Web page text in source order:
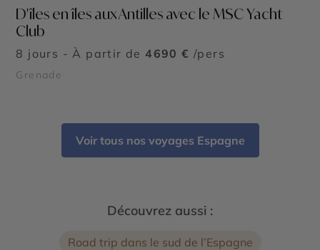
D'îles en îles aux Antilles avec le MSC Yacht
Club
8 jours - À partir de 4690 € /pers
Grenade
Voir tous nos voyages Espagne
Découvrez aussi :
Road trip dans le sud de l’Espagne